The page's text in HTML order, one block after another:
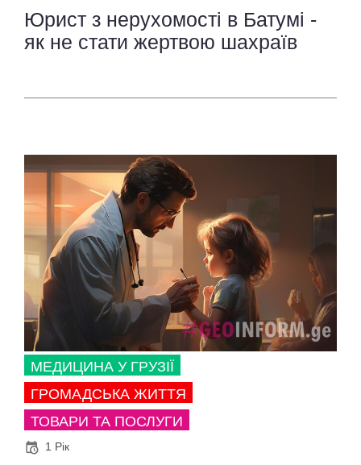
Юрист з нерухомості в Батумі -
як не стати жертвою шахраїв
МЕДИЦИНА У ГРУЗІЇ
ГРОМАДСЬКА ЖИТТЯ
ТОВАРИ ТА ПОСЛУГИ
1 Рік